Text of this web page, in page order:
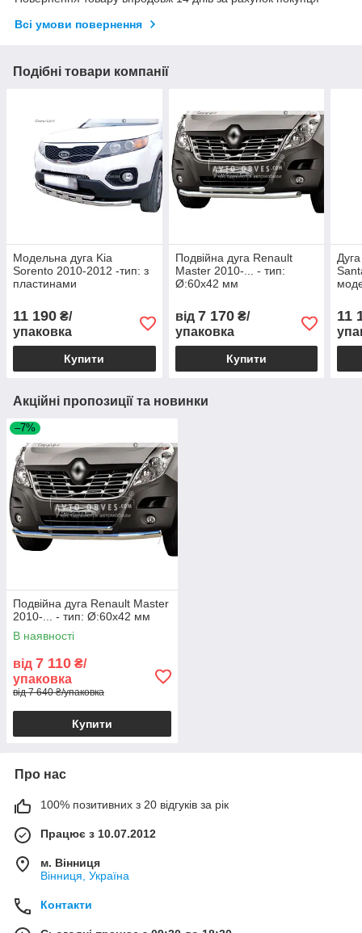
Всі умови повернення
Подібні товари компанії
Модельна дуга Kia
Sorento 2010-2012 -тип: з
пластинами
11 190 ₴/
упаковка
Купити
Подвійна дуга Renault
Master 2010-... - тип:
Ø:60х42 мм
від 7 170₴/
упаковка
Купити
11
Акційні пропозиції та новинки
–7%
Подвійна дуга Renault Master
2010-... - тип: Ø:60х42 мм
В наявності
від 7 110 ₴/
упаковка
від 7 640 ₴/упаковка
Купити
Про нас
100% позитивних з 20 відгуків за рік
Працює з 10.07.2012
м. Вінниця
Вінниця, Україна
Контакти